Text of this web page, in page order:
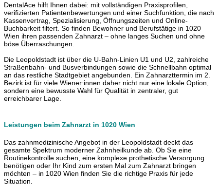
DentalAce hilft Ihnen dabei: mit vollständigen Praxisprofilen,
verifizierten Patientenbewertungen und einer Suchfunktion, die nach
Kassenvertrag, Spezialisierung, Öffnungszeiten und Online-
Buchbarkeit filtert. So finden Bewohner und Berufstätige in 1020
Wien ihren passenden Zahnarzt – ohne langes Suchen und ohne
böse Überraschungen.
Die Leopoldstadt ist über die U-Bahn-Linien U1 und U2, zahlreiche
Straßenbahn- und Busverbindungen sowie die Schnellbahn optimal
an das restliche Stadtgebiet angebunden. Ein Zahnarzttermin im 2.
Bezirk ist für viele Wiener:innen daher nicht nur eine lokale Option,
sondern eine bewusste Wahl für Qualität in zentraler, gut
erreichbarer Lage.
Leistungen beim Zahnarzt in 1020 Wien
Das zahnmedizinische Angebot in der Leopoldstadt deckt das
gesamte Spektrum moderner Zahnheilkunde ab. Ob Sie eine
Routinekontrolle suchen, eine komplexe prothetische Versorgung
benötigen oder Ihr Kind zum ersten Mal zum Zahnarzt bringen
möchten – in 1020 Wien finden Sie die richtige Praxis für jede
Situation.